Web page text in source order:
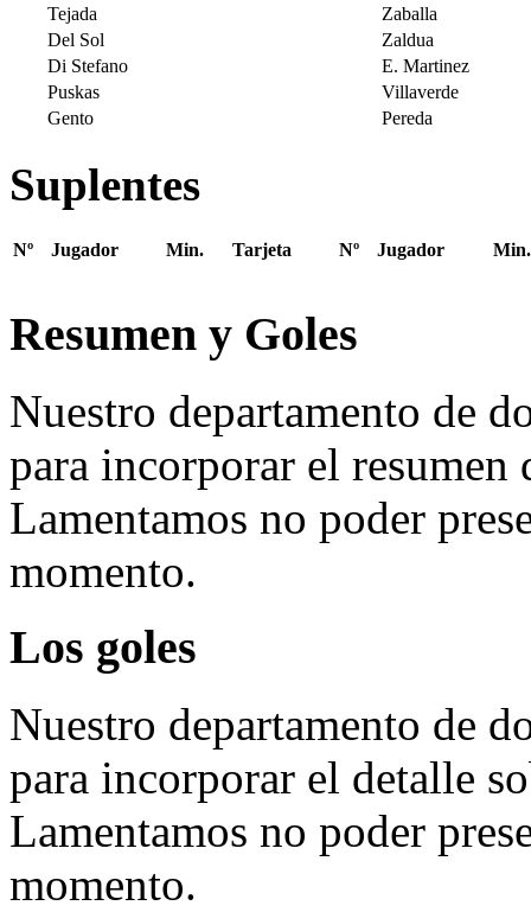
Tejada
Zaballa
Del Sol
Zaldua
Di Stefano
E. Martinez
Puskas
Villaverde
Gento
Pereda
Suplentes
Nº Jugador Min. Tarjeta Nº Jugador Min.
Resumen y Goles
Nuestro departamento de
para incorporar el
Lamentamos no poder
momento.
Los goles
Nuestro departamento de
para incorporar el detalle
Lamentamos no poder
momento.